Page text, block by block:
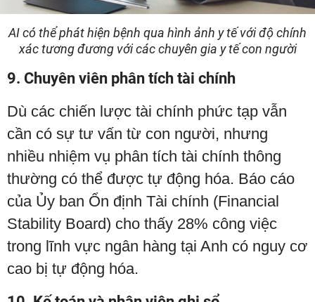
AI có thể phát hiện bệnh qua hình ảnh y tế với độ chính
xác tương đương với các chuyên gia y tế con người
9. Chuyên viên phân tích tài chính
Dù các chiến lược tài chính phức tạp vẫn
cần có sự tư vấn từ con người, nhưng
nhiều nhiệm vụ phân tích tài chính thông
thường có thể được tự động hóa. Báo cáo
của Ủy ban Ổn định Tài chính (Financial
Stability Board) cho thấy 28% công việc
trong lĩnh vực ngân hàng tại Anh có nguy cơ
cao bị tự động hóa.